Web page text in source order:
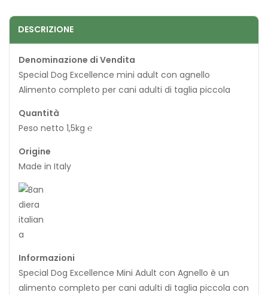
DESCRIZIONE
Denominazione di Vendita
Special Dog Excellence mini adult con agnello
Alimento completo per cani adulti di taglia piccola
Quantità
Peso netto 1,5kg ℮
Origine
Made in Italy
Informazioni
Special Dog Excellence Mini Adult con Agnello è un
alimento completo per cani adulti di taglia piccola con